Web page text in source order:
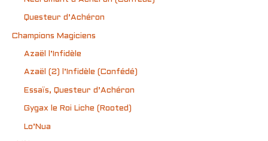
Questeur d’Achéron
Champions Magiciens
Azaël l’Infidèle
Azaël (2) l’Infidèle (Confédé)
Essaïs, Questeur d’Achéron
Gygax le Roi Liche (Rooted)
Lo’Nua